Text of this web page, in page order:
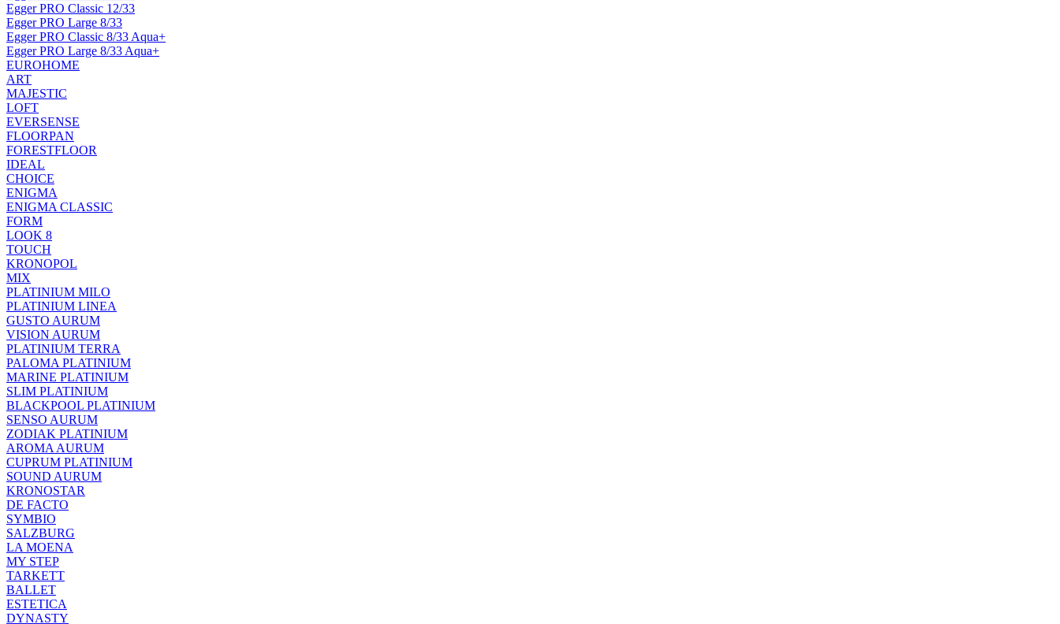
Egger PRO Classic 12/33
Egger PRO Large 8/33
Egger PRO Classic 8/33 Aqua+
Egger PRO Large 8/33 Aqua+
EUROHOME
ART
MAJESTIC
LOFT
EVERSENSE
FLOORPAN
FORESTFLOOR
IDEAL
CHOICE
ENIGMA
ENIGMA CLASSIC
FORM
LOOK 8
TOUCH
KRONOPOL
MIX
PLATINIUM MILO
PLATINIUM LINEA
GUSTO AURUM
VISION AURUM
PLATINIUM TERRA
PALOMA PLATINIUM
MARINE PLATINIUM
SLIM PLATINIUM
BLACKPOOL PLATINIUM
SENSO AURUM
ZODIAK PLATINIUM
AROMA AURUM
CUPRUM PLATINIUM
SOUND AURUM
KRONOSTAR
DE FACTO
SYMBIO
SALZBURG
LA MOENA
MY STEP
TARKETT
BALLET
ESTETICA
DYNASTY